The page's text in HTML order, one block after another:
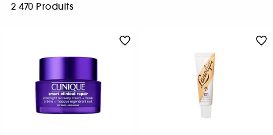
2 470 Produits